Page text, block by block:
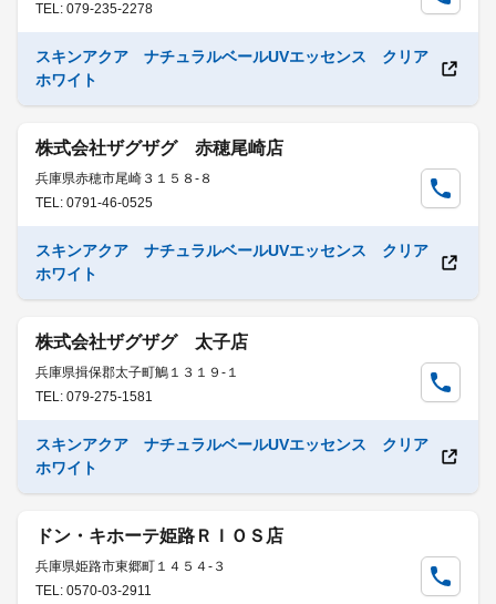
TEL: 079-235-2278
スキンアクア ナチュラルベールUVエッセンス クリア
ホワイト
株式会社ザグザグ 赤穂尾崎店
兵庫県赤穂市尾崎３１５８-８
TEL: 0791-46-0525
スキンアクア ナチュラルベールUVエッセンス クリア
ホワイト
株式会社ザグザグ 太子店
兵庫県揖保郡太子町鵤１３１９-１
TEL: 079-275-1581
スキンアクア ナチュラルベールUVエッセンス クリア
ホワイト
ドン・キホーテ姫路ＲＩＯＳ店
兵庫県姫路市東郷町１４５４-３
TEL: 0570-03-2911